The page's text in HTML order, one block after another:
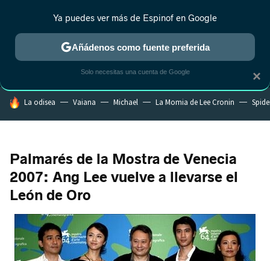
MENÚ NUEVO
ESTRENOS REALITY ANIME RANKINGS CINE
HOY SE HABLA DE
La odisea Vaiana Michael La Momia de Lee Cronin
Palmarés de la Mostra de Venecia
2007: Ang Lee vuelve a llevarse el
León de Oro
×
Ya puedes ver más de Espinof en Google
Añádenos como fuente preferida
Solo necesitas una cuenta de Google